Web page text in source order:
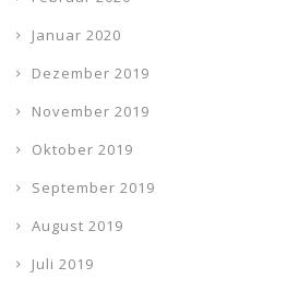
Januar 2020
Dezember 2019
November 2019
Oktober 2019
September 2019
August 2019
Juli 2019